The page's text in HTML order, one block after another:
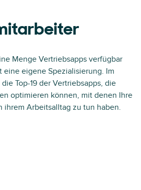
Menge Vertriebsapps verfügbar
eine eigene Spezialisierung. Im
Top-19 der Vertriebsapps, die
optimieren können, mit denen Ihre
ihrem Arbeitsalltag zu tun haben.